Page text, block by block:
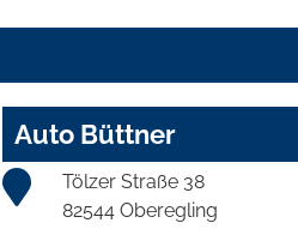
Auto Büttner
Tölzer Straße 38
82544 Oberegling